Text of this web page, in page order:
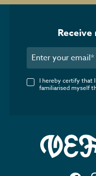
I hereby certify that
familiarised myself